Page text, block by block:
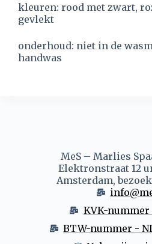
kleuren: rood met zwart,
gevlekt
onderhoud: niet in de
handwas
MeS – Marlies
Elektronstraat 12
Amsterdam,
KVK-nummer
BTW-nummer -